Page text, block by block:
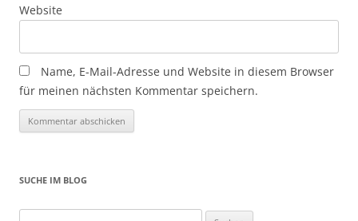
Website
Name, E-Mail-Adresse und Website in diesem Browser
für meinen nächsten Kommentar speichern.
SUCHE IM BLOG